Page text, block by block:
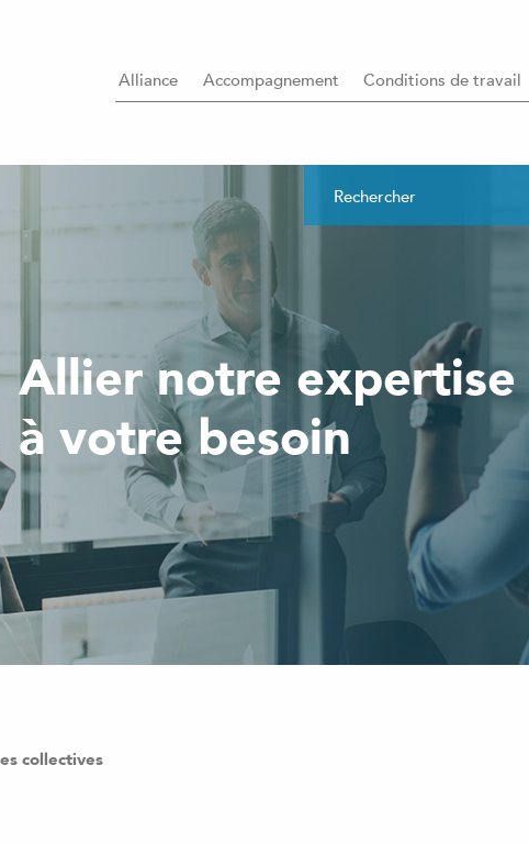
Alliance Accompagnement Conditions de travail
Allier notre expertise
à votre besoin
collectives